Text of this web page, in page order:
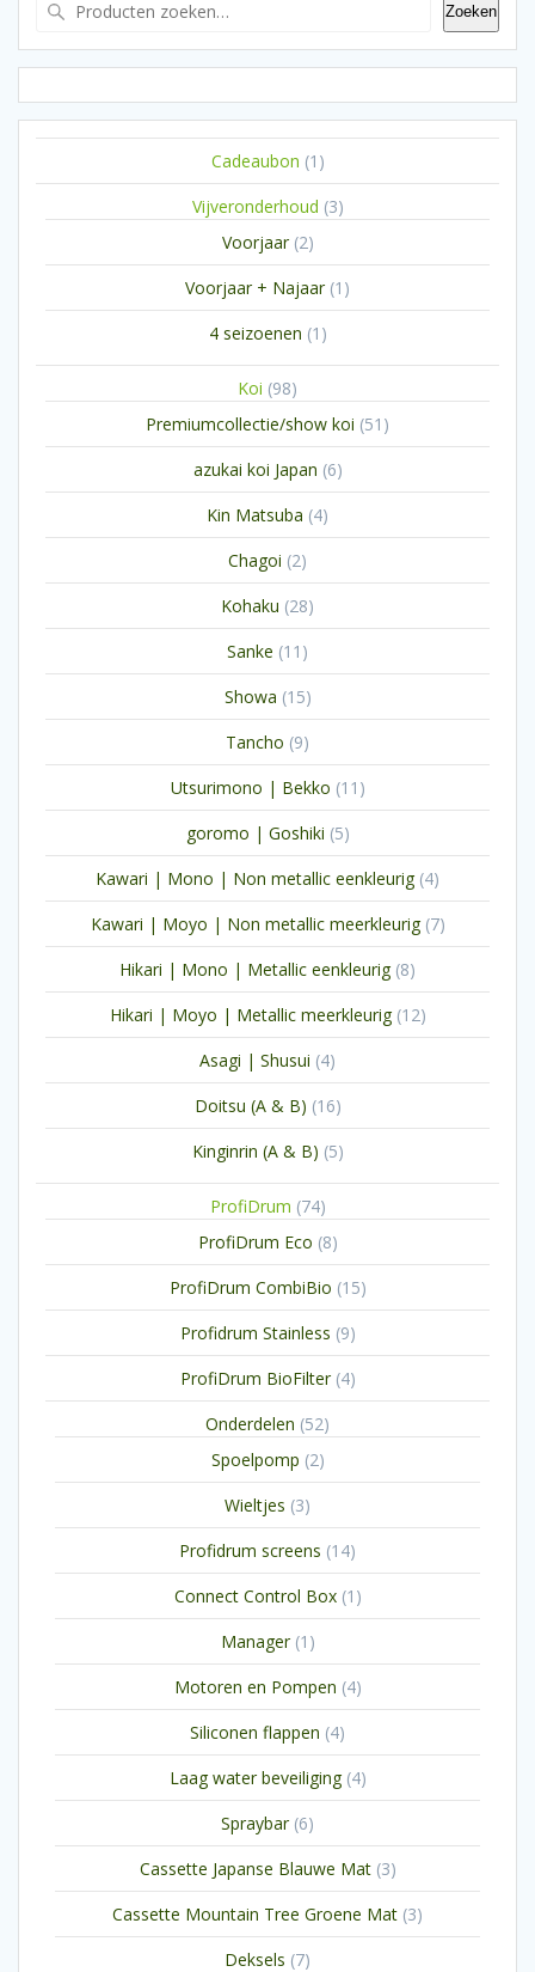
Zoeken
Cadeaubon 1 1
product
Vijveronderhoud 33
Voorjaar 22
producten
Voorjaar + Najaar 1 1
product
4 seizoenen 1 1
Koi 9898
Premiumcollectie/show koi 51 51
producten
azukai koi Japan 66
producten
Kin Matsuba 44
producten
Chagoi 22
producten
Kohaku 2828
producten
Sanke 11 11
producten
Showa 1515
producten
Tancho 99
producten
Utsurimono | Bekko 11 11
producten
goromo | Goshiki 55
producten
Kawari | Mono | Non metallic eenkleurig 44
producten
Kawari | Moyo | Non metallic meerkleurig 77
producten
Hikari | Mono | Metallic eenkleurig 88
producten
Hikari | Moyo | Metallic meerkleurig 1212
producten
Asagi | Shusui 44
producten
Doitsu (A & B) 1616
producten
Kinginrin (A & B) 55
ProfiDrum 7474
ProfiDrum Eco 88
producten
ProfiDrum CombiBio 1515
producten
Profidrum Stainless 99
producten
ProfiDrum BioFilter 44
producten
Onderdelen 5252
Spoelpomp 22
producten
Wieltjes 33
producten
Profidrum screens 1414
producten
Connect Control Box 1 1
product
Manager 1 1
product
Motoren en Pompen 44
producten
Siliconen flappen 44
producten
Laag water beveiliging 44
producten
Spraybar 66
producten
Cassette Japanse Blauwe Mat 33
producten
Cassette Mountain Tree Groene Mat 33
producten
Deksels 77